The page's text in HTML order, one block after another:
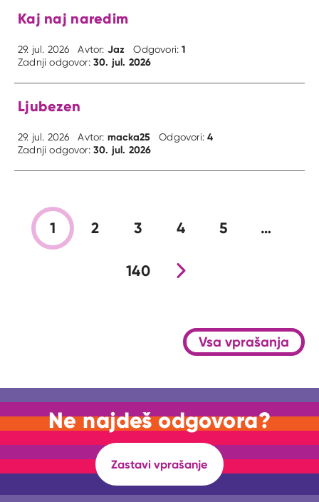
Kaj naj naredim
29. jul. 2026 Avtor: Jaz Odgovori:1
Zadnji odgovor:30. jul. 2026
Ljubezen
29. jul. 2026 Avtor: macka25 Odgovori:4
Zadnji odgovor:30. jul. 2026
1 2 3 4 5 …
140Nova stran
Vsa vprašanja
Ne najdeš odgovora?
Zastavi vprašanje